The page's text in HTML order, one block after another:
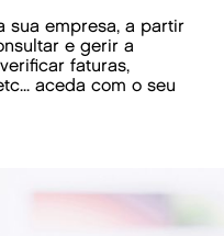
sua empresa, a partir
e gerir a
faturas,
aceda com o seu